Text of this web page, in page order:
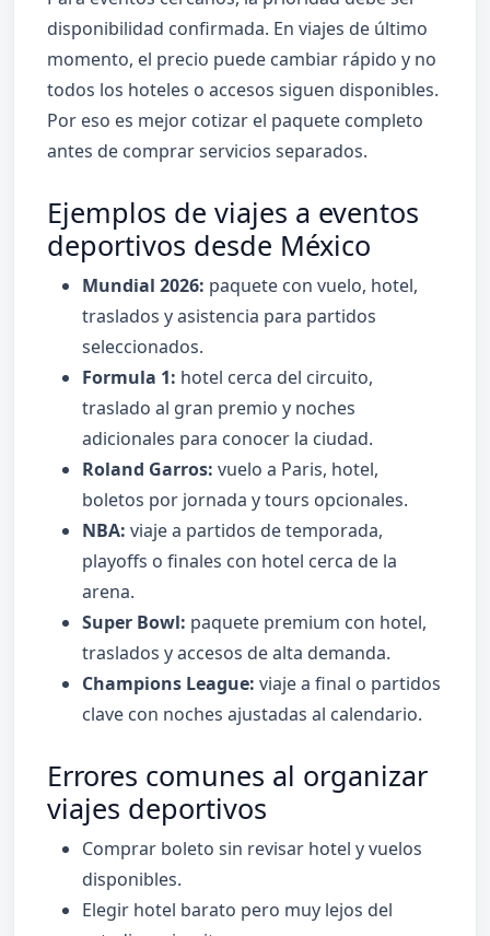
disponibilidad confirmada. En viajes de último
momento, el precio puede cambiar rápido y no
todos los hoteles o accesos siguen disponibles.
Por eso es mejor cotizar el paquete completo
antes de comprar servicios separados.
Ejemplos de viajes a eventos
deportivos desde México
Mundial 2026: paquete con vuelo, hotel,
traslados y asistencia para partidos
seleccionados.
Formula 1: hotel cerca del circuito,
traslado al gran premio y noches
adicionales para conocer la ciudad.
Roland Garros: vuelo a Paris, hotel,
boletos por jornada y tours opcionales.
NBA: viaje a partidos de temporada,
playoffs o finales con hotel cerca de la
arena.
Super Bowl: paquete premium con hotel,
traslados y accesos de alta demanda.
Champions League: viaje a final o partidos
clave con noches ajustadas al calendario.
Errores comunes al organizar
viajes deportivos
Comprar boleto sin revisar hotel y vuelos
disponibles.
Elegir hotel barato pero muy lejos del